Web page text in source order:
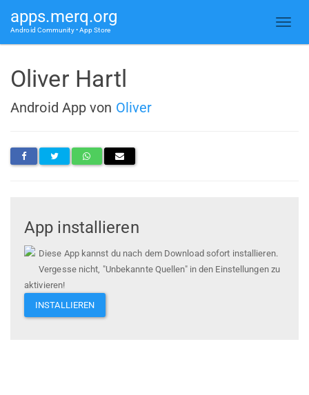
apps.merq.org
Android Community • App Store
Oliver Hartl
Android App von Oliver
App installieren
Diese App kannst du nach dem Download sofort installieren.
Vergesse nicht, "Unbekannte Quellen" in den Einstellungen zu
aktivieren!
INSTALLIEREN